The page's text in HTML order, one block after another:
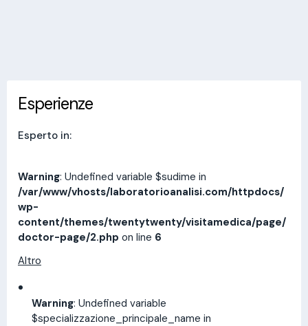
Esperienze
Esperto in:
Warning: Undefined variable $sudime in
/var/www/vhosts/laboratorioanalisi.com/httpdocs/
wp-
content/themes/twentytwenty/visitamedica/page/
doctor-page/2.php on line 6
Altro
Warning: Undefined variable
$specializzazione_principale_name in